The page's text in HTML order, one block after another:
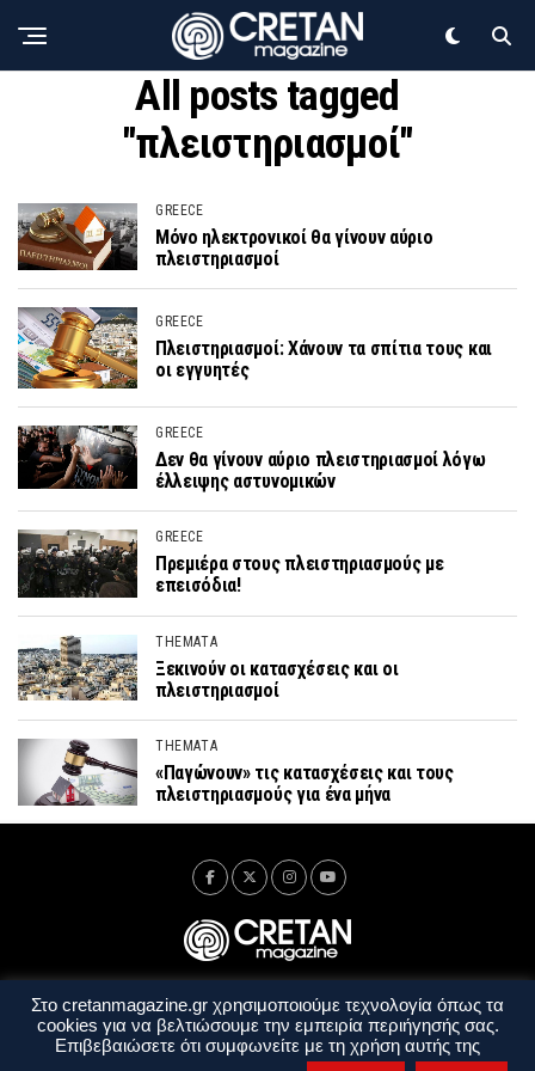
All posts tagged
"πλειστηριασμοί"
GREECE
Μόνο ηλεκτρονικοί θα γίνουν αύριο
πλειστηριασμοί
GREECE
Πλειστηριασμοί: Χάνουν τα σπίτια τους και
οι εγγυητές
GREECE
Δεν θα γίνουν αύριο πλειστηριασμοί λόγω
έλλειψης αστυνομικών
GREECE
Πρεμιέρα στους πλειστηριασμούς με
επεισόδια!
THEMATA
Ξεκινούν οι κατασχέσεις και οι
πλειστηριασμοί
THEMATA
«Παγώνουν» τις κατασχέσεις και τους
πλειστηριασμούς για ένα μήνα
Ταυτότητα Πολιτική Απορρήτου
Όροι Χρήσης
Όροι και Προϋποθέσεις
Copyright © 2014 - 2026 Cretanmagazine. All rights reserved. byj. bitsakakis
Στο cretanmagazine.gr χρησιμοποιούμε τεχνολογία όπως τα
cookies για να βελτιώσουμε την εμπειρία περιήγησής σας.
Επιβεβαιώσετε ότι συμφωνείτε με τη χρήση αυτής της